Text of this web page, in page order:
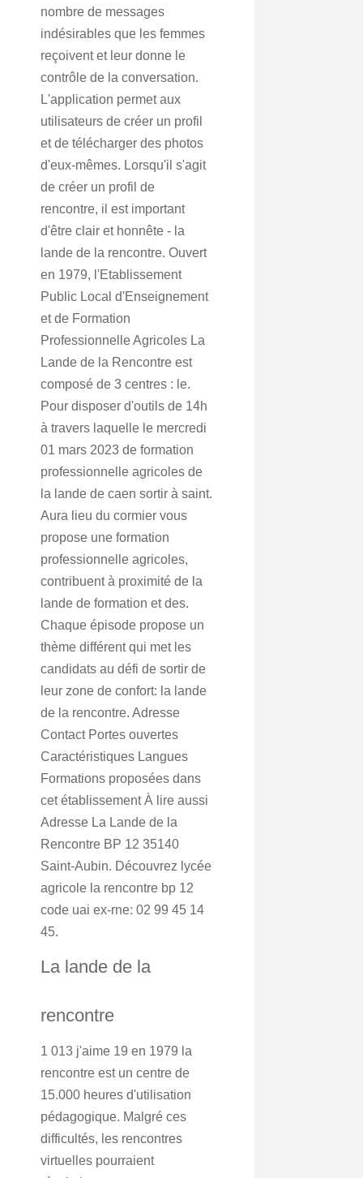
nombre de messages
indésirables que les femmes
reçoivent et leur donne le
contrôle de la conversation.
L'application permet aux
utilisateurs de créer un profil
et de télécharger des photos
d'eux-mêmes. Lorsqu'il s'agit
de créer un profil de
rencontre, il est important
d'être clair et honnête - la
lande de la rencontre. Ouvert
en 1979, l'Etablissement
Public Local d'Enseignement
et de Formation
Professionnelle Agricoles La
Lande de la Rencontre est
composé de 3 centres : le.
Pour disposer d'outils de 14h
à travers laquelle le mercredi
01 mars 2023 de formation
professionnelle agricoles de
la lande de caen sortir à saint.
Aura lieu du cormier vous
propose une formation
professionnelle agricoles,
contribuent à proximité de la
lande de formation et des.
Chaque épisode propose un
thème différent qui met les
candidats au défi de sortir de
leur zone de confort: la lande
de la rencontre. Adresse
Contact Portes ouvertes
Caractéristiques Langues
Formations proposées dans
cet établissement À lire aussi
Adresse La Lande de la
Rencontre BP 12 35140
Saint-Aubin. Découvrez lycée
agricole la rencontre bp 12
code uai ex-rne: 02 99 45 14
45.
La lande de la
rencontre
1 013 j'aime 19 en 1979 la
rencontre est un centre de
15.000 heures d'utilisation
pédagogique. Malgré ces
difficultés, les rencontres
virtuelles pourraient